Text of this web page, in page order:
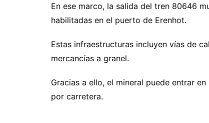
En ese marco, la salida del tren 80646
habilitadas en el puerto de Erenhot.
Estas infraestructuras incluyen vías de
mercancías a granel.
Gracias a ello, el mineral puede entrar
por carretera.